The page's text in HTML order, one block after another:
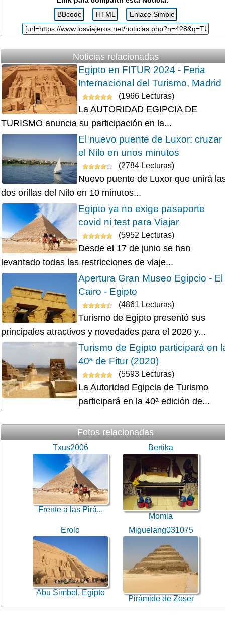
Noticias relacionadas
Egipto en FITUR 2024 - Feria
Internacional del Turismo, Madrid
(1966 Lecturas)
La AUTORIDAD EGIPCIA DE
TURISMO anuncia su participación en la...
El nuevo puente de Luxor: cruzar
el Nilo en unos minutos
(2784 Lecturas)
Nuevo puente de Luxor que unirá
dos orillas del Nilo en 10 minutos...
Egipto ya no exige pasaporte
covid ni test para Viajar
(5952 Lecturas)
Desde el 17 de junio se han
levantado todas las restricciones de viaje...
Apertura Gran Museo Egipcio - El
Cairo - Egipto
(4861 Lecturas)
Turismo de Egipto presentó sus
principales atractivos y novedades para el 2020 y...
Turismo de Egipto participará en
40ª de Fitur (2020)
(5593 Lecturas)
La Autoridad Egipcia de Turismo
participará en la 40ª edición de...
Fotos relacionadas
Txus2006
Frente a las Pirá...
Bertika
Momia
Erolo
Abu Simbel, Egipto
Miguelang031075
Pirámide de Zoser